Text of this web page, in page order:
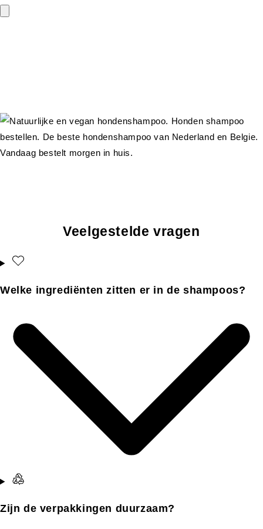
Veelgestelde vragen
Welke ingrediënten zitten er in de shampoos?
Zijn de verpakkingen duurzaam?